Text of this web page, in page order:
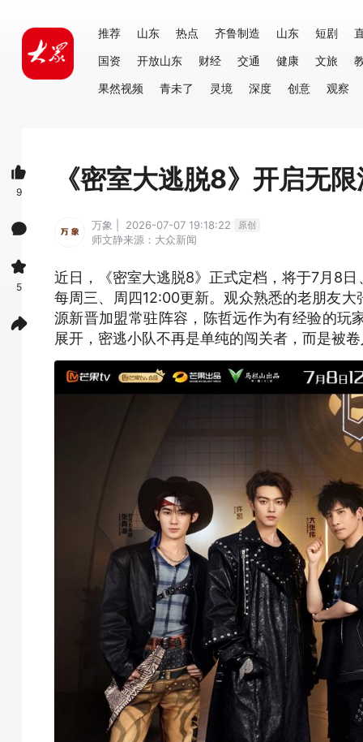
推荐 山东 热点 齐鲁制造 山东 短剧
国资
开放山东 财经 交通 健康 文旅
果然视频
青未了 灵境 深度 创意 观察
《密室大逃脱8》开启无
万象 | 2026-07-07 19:18:22 原创
师文静来源：大众新闻
近日，《密室大逃脱8》正式定档，将于7月8
每周三、周四12:00更新。观众熟悉的老朋友
源新晋加盟常驻阵容，陈哲远作为有经验的玩
展开，密逃小队不再是单纯的闯关者，而是被
9
5